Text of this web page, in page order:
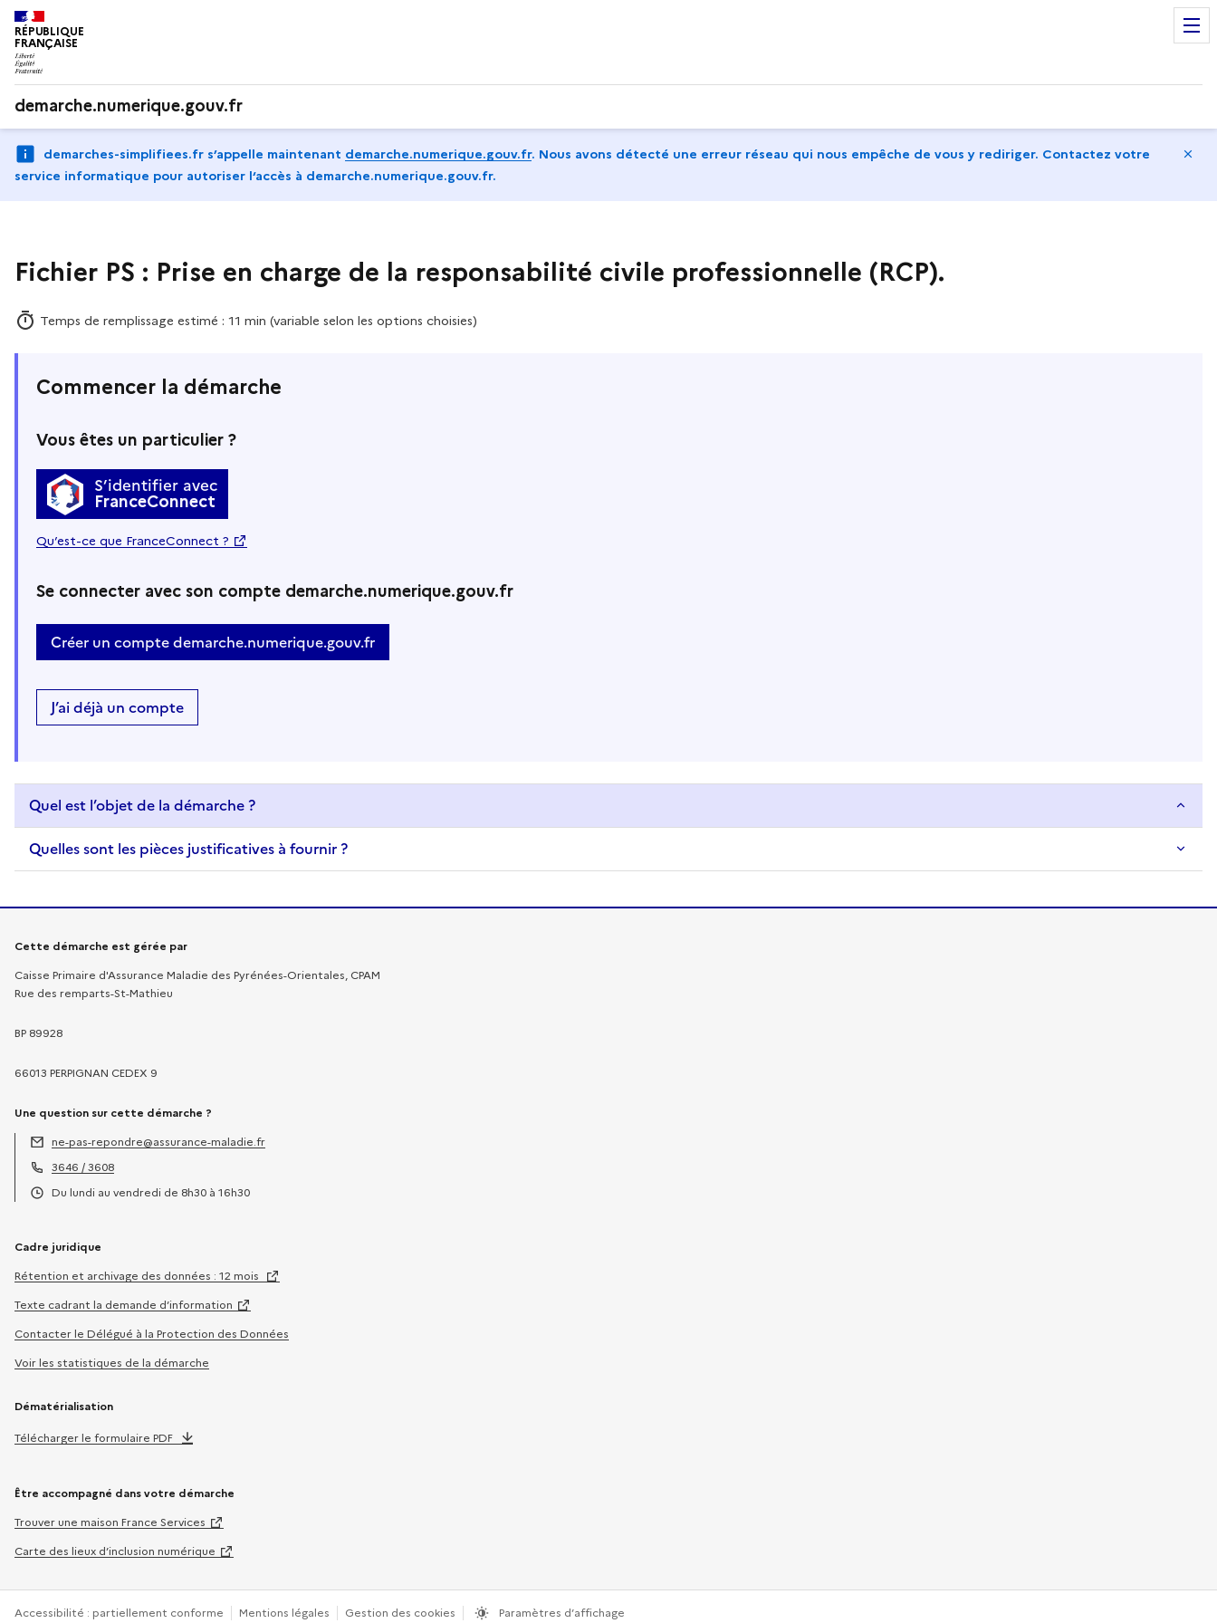
RÉPUBLIQUE
FRANÇAISE
demarche.numerique.gouv.fr
demarches-simplifiees.fr s’appelle maintenant demarche.numerique.gouv.fr. Nous avons détecté une erreur réseau qui nous empêche de vous y rediriger. Contactez votre
service informatique pour autoriser l‘accès à demarche.numerique.gouv.fr.
Fichier PS : Prise en charge de la responsabilité civile professionnelle (RCP).
Temps de remplissage estimé : 11 min (variable selon les options choisies)
Commencer la démarche
Vous êtes un particulier ?
S’identifier avec
FranceConnect
Qu’est-ce que FranceConnect ?
Se connecter avec son compte demarche.numerique.gouv.fr
Créer un compte demarche.numerique.gouv.fr
J’ai déjà un compte
Quel est l’objet de la démarche ?
Quelles sont les pièces justificatives à fournir ?
Informations sur la démarche
Cette démarche est gérée par
Caisse Primaire d'Assurance Maladie des Pyrénées-Orientales, CPAM
Rue des remparts-St-Mathieu
BP 89928
66013 PERPIGNAN CEDEX 9
Une question sur cette démarche ?
Adresse électronique :
ne-pas-repondre@assurance-maladie.fr
Téléphone :
3646 / 3608
Du lundi au vendredi de 8h30 à 16h30
Cadre juridique
Rétention et archivage des données : 12 mois
Texte cadrant la demande d’information
Contacter le Délégué à la Protection des Données
Voir les statistiques de la démarche
Dématérialisation
Télécharger le formulaire PDF
Être accompagné dans votre démarche
Trouver une maison France Services
Carte des lieux d’inclusion numérique
Accessibilité : partiellement conforme Mentions légales Gestion des cookies Paramètres d’affichage